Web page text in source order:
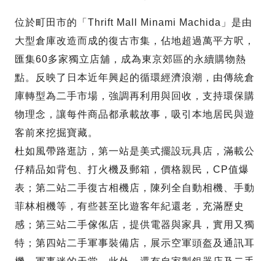
位於町田市的「Thrift Mall Minami Machida」是由
大型倉庫改造而成的復古市集，佔地超過萬平方呎，
匯集60多家獨立店舖，成為東京郊區的永續購物熱
點。反映了日本近年興起的循環經濟浪潮，由傳統倉
庫轉型為二手市場，強調再利用與回收，支持環保購
物理念，讓每件商品都承載故事，吸引本地居民與遊
客前來挖掘寶藏。
杜如風帶路逛訪，第一站是美式擺設玩具店，滿載公
仔精品如背包、打火機及郵箱，價格親民，CP值爆
表；第二站二手復古相機店，陳列全自動相機、手動
菲林相機等，有些甚至比遊客年紀還老，充滿歷史
感；第三站二手傢俬店，提供電器與家具，實用又獨
特；第四站二手軍事裝備店，展示空軍頭盔及通訊耳